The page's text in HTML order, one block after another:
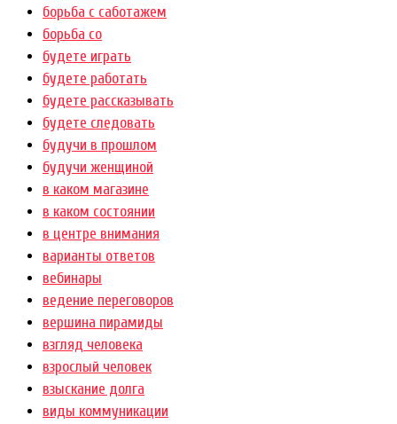
борьба с саботажем
борьба со
будете играть
будете работать
будете рассказывать
будете следовать
будучи в прошлом
будучи женщиной
в каком магазине
в каком состоянии
в центре внимания
варианты ответов
вебинары
ведение переговоров
вершина пирамиды
взгляд человека
взрослый человек
взыскание долга
виды коммуникации